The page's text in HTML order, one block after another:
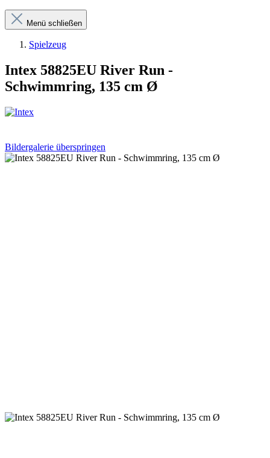
Menü schließen
Spielzeug
Intex 58825EU River Run -
Schwimmring, 135 cm Ø
Bildergalerie überspringen